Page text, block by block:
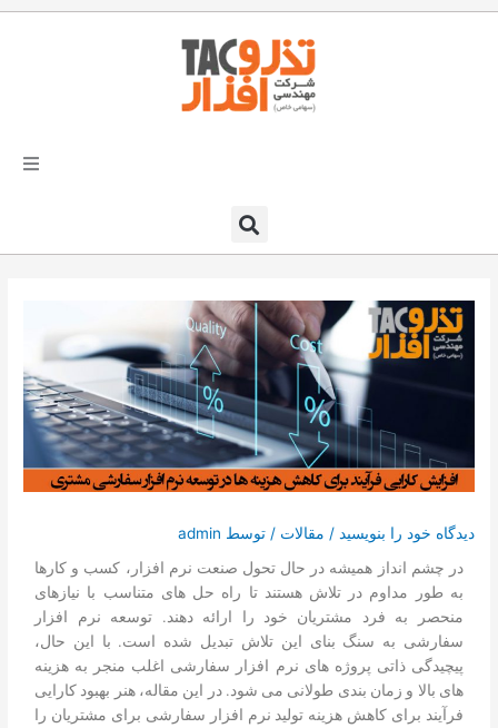
رفتن
راهکارهای تذروافزار در صنایع
دعوت به همکاری
درخواست دمو
دیدگاه‌ خود را بنویسید / مقالات / توسط admin
در چشم انداز همیشه در حال تحول صنعت نرم افزار، کسب و کارها
به طور مداوم در تلاش هستند تا راه حل های متناسب با نیازهای
منحصر به فرد مشتریان خود را ارائه دهند. توسعه نرم افزار
سفارشی به سنگ بنای این تلاش تبدیل شده است. با این حال،
پیچیدگی ذاتی پروژه های نرم افزار سفارشی اغلب منجر به هزینه
های بالا و زمان بندی طولانی می شود. در این مقاله، هنر بهبود کارایی
فرآیند برای کاهش هزینه تولید نرم افزار سفارشی برای مشتریان را